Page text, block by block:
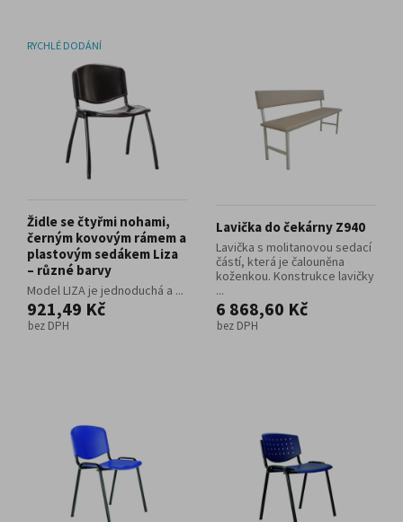
RYCHLÉ DODÁNÍ
Židle se čtyřmi nohami,
černým kovovým rámem a
plastovým sedákem Liza
– různé barvy
Model LIZA je jednoduchá a ...
921,49 Kč
bez DPH
Lavička do čekárny Z940
Lavička s molitanovou sedací
částí, která je čalouněna
koženkou. Konstrukce lavičky
...
6 868,60 Kč
bez DPH